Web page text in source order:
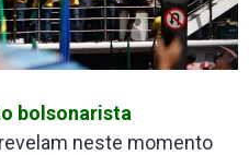
bolsonarista
neste momento